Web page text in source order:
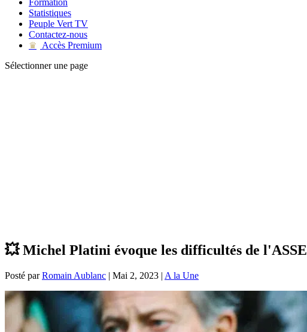
Formation
Statistiques
Peuple Vert TV
Contactez-nous
♛
Accès Premium
Sélectionner une page
💥 Michel Platini évoque les difficultés de l'ASSE
Posté parRomain Aublanc | Mai 2, 2023 | A la Une